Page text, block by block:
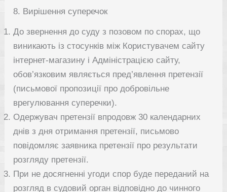
8. Вирішення суперечок
До звернення до суду з позовом по спорах, що
виникають із стосунків між Користувачем сайту
інтернет-магазину і Адміністрацією сайту,
обов’язковим являється пред’явлення претензії
(письмової пропозиції про добровільне
врегулювання суперечки).
Одержувач претензії впродовж 30 календарних
днів з дня отримання претензії, письмово
повідомляє заявника претензії про результати
розгляду претензії.
При не досягненні угоди спор буде переданий на
розгляд в судовий орган відповідно до чинного